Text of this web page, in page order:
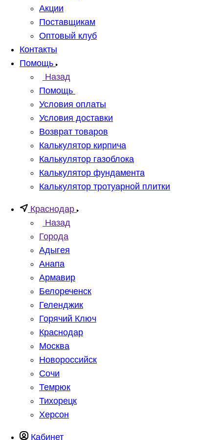
Акции
Поставщикам
Оптовый клуб
Контакты
Помощь
Назад
Помощь
Условия оплаты
Условия доставки
Возврат товаров
Калькулятор кирпича
Калькулятор газоблока
Калькулятор фундамента
Калькулятор тротуарной плитки
Краснодар
Назад
Города
Адыгея
Анапа
Армавир
Белореченск
Геленджик
Горячий Ключ
Краснодар
Москва
Новороссийск
Сочи
Темрюк
Тихорецк
Херсон
Кабинет